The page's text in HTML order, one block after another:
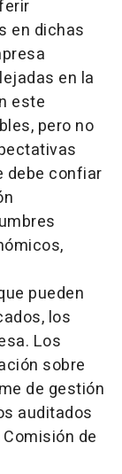
en dichas
en la
este
pero no
debe confiar
pueden
los
Los
sobre
de gestión
auditados
de